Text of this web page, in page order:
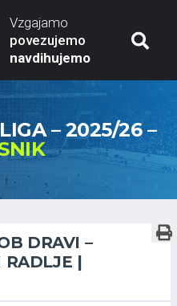
Vzgajamo
povezujemo
navdihujemo
– 2025/26 –
DRAVI –
RADLJE |